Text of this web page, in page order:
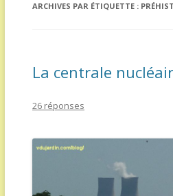
ARCHIVES PAR ÉTIQUETTE :
La centrale
26 réponses